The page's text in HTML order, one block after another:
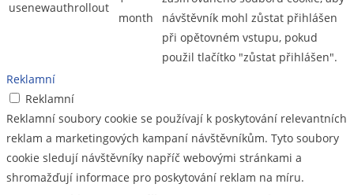
usenewauthrollout
month
návštěvník mohl zůstat přihlášen
při opětovném vstupu, pokud
použil tlačítko "zůstat přihlášen".
Reklamní
Reklamní
Reklamní soubory cookie se používají k poskytování relevantních
reklam a marketingových kampaní návštěvníkům. Tyto soubory
cookie sledují návštěvníky napříč webovými stránkami a
shromažďují informace pro poskytování reklam na míru.